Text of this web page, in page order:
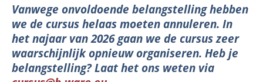
Vanwege onvoldoende belangstelling hebben
we de cursus helaas moeten annuleren. In
het najaar van 2026 gaan we de cursus zeer
waarschijnlijk opnieuw organiseren. Heb je
belangstelling? Laat het ons weten via